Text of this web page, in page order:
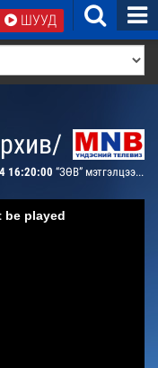
ШУУД
16:20:00 “ЗӨВ” мэтгэлцээн- Технологийн хөгжлийн өндөр дэвшил нь залуусын сэтгэх чадварт сөргөөр нөлөөлдөг
be played